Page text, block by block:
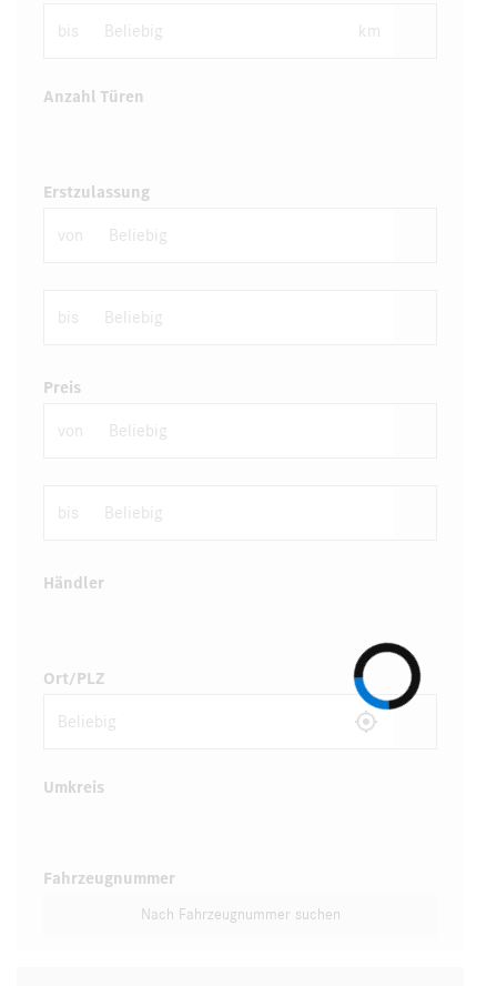
bis km
Anzahl Türen
Erstzulassung
von
bis
Preis
von
bis
Händler
Ort/PLZ
Umkreis
Fahrzeugnummer
Nach Fahrzeugnummer suchen